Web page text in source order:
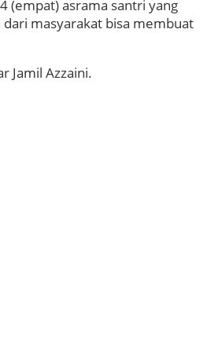
(empat) asrama santri yang
masyarakat bisa membuat
Jamil Azzaini.